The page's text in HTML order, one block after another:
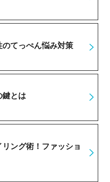
てっぺん悩み対策
鍵とは
ング術！ファッショ